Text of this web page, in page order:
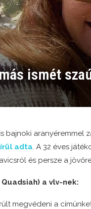
ismét
bajnoki aranyéremmel
adta. A 32 éves
és persze a
Quadsiah) a vlv-nek:
megvédeni a